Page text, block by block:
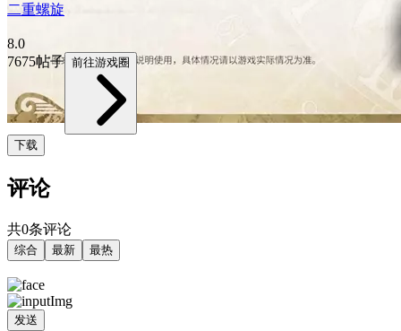
二重螺旋
8.0
7675帖子 前往游戏圈
下载
评论
共0条评论
综合 最新 最热
发送